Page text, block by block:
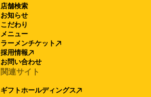
店舗検索
お知らせ
こだわり
メニュー
ラーメンチケット
採用情報
お問い合わせ
関連サイト
ギフトホールディングス